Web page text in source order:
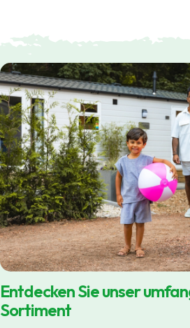
Entdecken Sie unser
Sortiment
Login
Ein
Zur Suche